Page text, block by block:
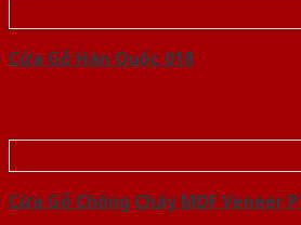
Cửa Gỗ Hàn Quốc 018
Cửa Gỗ Chống Cháy MDF Veneer